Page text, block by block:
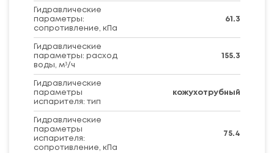
Гидравлические
параметры:
сопротивление, кПа
61.3
Гидравлические
параметры: расход
воды, м³/ч
155.3
Гидравлические
параметры
испарителя: тип
кожухотрубный
Гидравлические
параметры
испарителя:
сопротивление, кПа
75.4